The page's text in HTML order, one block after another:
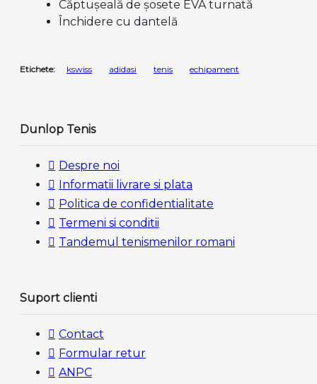
Căptușeală de șosete EVA turnată
Închidere cu dantelă
Etichete: kswiss adidasi tenis echipament
Dunlop Tenis
Despre noi
Informatii livrare si plata
Politica de confidentialitate
Termeni si conditii
Tandemul tenismenilor romani
Suport clienti
Contact
Formular retur
ANPC